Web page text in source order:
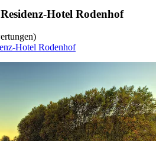
Hotel Rodenhof
Hotel Rodenhof